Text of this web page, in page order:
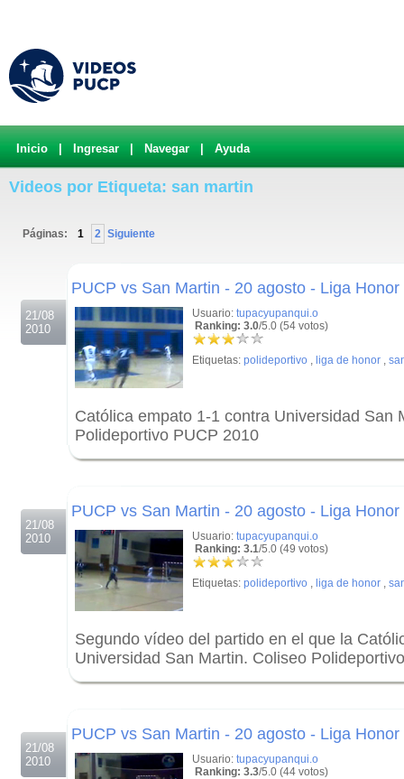
Inicio Ingresar Navegar Ayuda
Videos por Etiqueta: san martin
Páginas: 1 2 Siguiente
21/08
2010
PUCP vs San Martin - 20 agosto - Liga Honor
Usuario: tupacyupanqui.o
Ranking: 3.0/5.0 (54 votos)
Etiquetas: polideportivo , liga de honor ,
Católica empato 1-1 contra Universidad San
Polideportivo PUCP 2010
21/08
2010
PUCP vs San Martin - 20 agosto - Liga Honor
Usuario: tupacyupanqui.o
Ranking: 3.1/5.0 (49 votos)
Etiquetas: polideportivo , liga de honor ,
Segundo vídeo del partido en el que la
Universidad San Martin. Coliseo
21/08
2010
PUCP vs San Martin - 20 agosto - Liga Honor
Usuario: tupacyupanqui.o
Ranking: 3.3/5.0 (44 votos)